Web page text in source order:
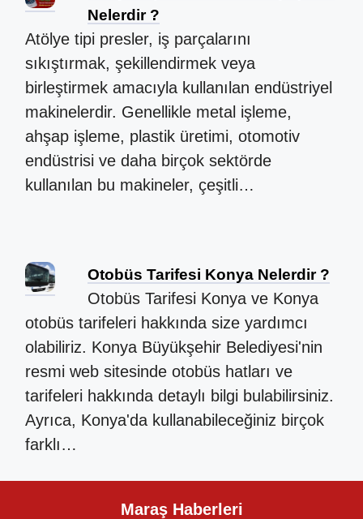
Nelerdir ?
Atölye tipi presler, iş parçalarını
sıkıştırmak, şekillendirmek veya
birleştirmek amacıyla kullanılan endüstriyel
makinelerdir. Genellikle metal işleme,
ahşap işleme, plastik üretimi, otomotiv
endüstrisi ve daha birçok sektörde
kullanılan bu makineler, çeşitli…
Otobüs Tarifesi Konya Nelerdir ?
Otobüs Tarifesi Konya ve Konya
otobüs tarifeleri hakkında size yardımcı
olabiliriz. Konya Büyükşehir Belediyesi'nin
resmi web sitesinde otobüs hatları ve
tarifeleri hakkında detaylı bilgi bulabilirsiniz.
Ayrıca, Konya'da kullanabileceğiniz birçok
farklı…
Maraş Haberleri